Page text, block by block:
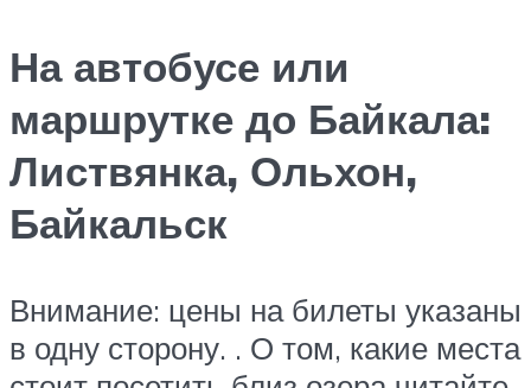
На автобусе или
маршрутке до Байкала:
Листвянка, Ольхон,
Байкальск
Внимание: цены на билеты указаны
в одну сторону. . О том, какие места